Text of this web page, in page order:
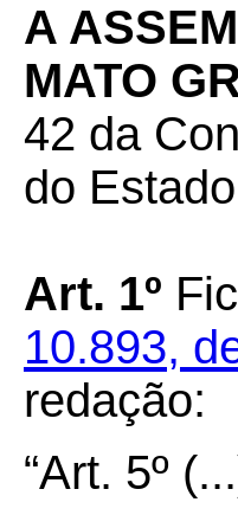
A
MATO
42 da
do
Art. 1º
10.893,
redação:
“Art. 5º